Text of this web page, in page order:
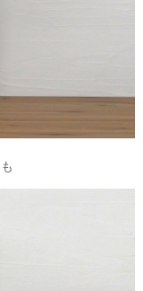
ソフトで肌を刺激す
ンに比べ吸水・発散
ンダ－ウェアやベビ
ッパでは子供の下着
言ではありません。
となった話があるほど
すく、洗濯に強いた
そう増し、さらに
どテーブルウェアに